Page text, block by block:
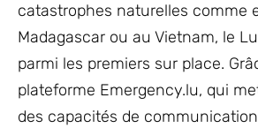
catastrophes naturelles comme
Madagascar ou au Vietnam, le
parmi les premiers sur place.
plateforme Emergency.lu, qui
des capacités de